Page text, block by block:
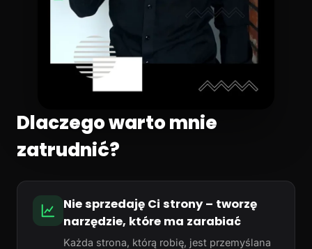
Dlaczego warto mnie
zatrudnić?
Nie sprzedaję Ci strony – tworzę
narzędzie, które ma zarabiać
Każda strona, którą robię, jest przemyślana